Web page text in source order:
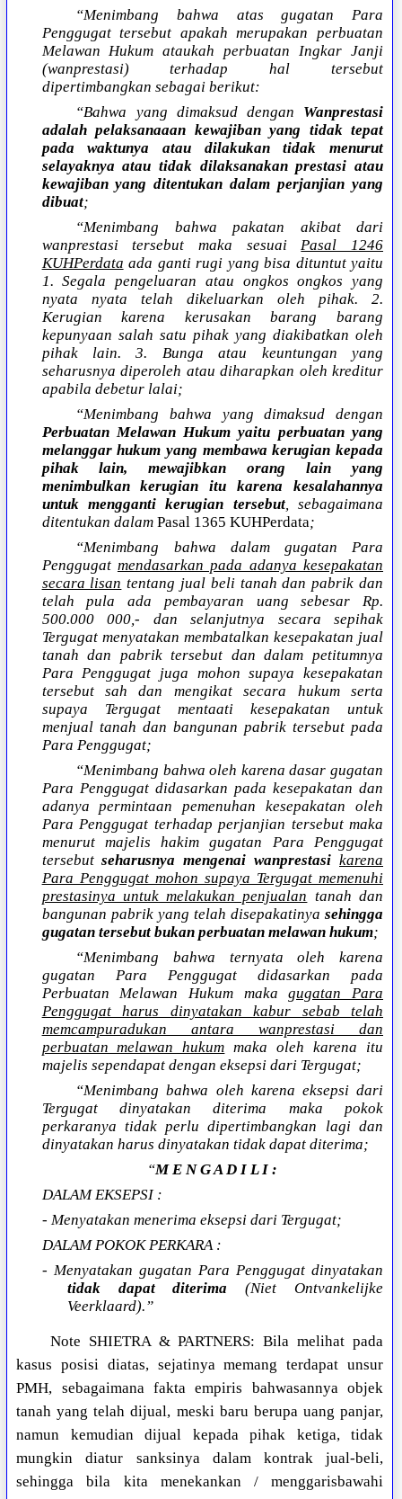
“Menimbang bahwa atas gugatan Para
Penggugat tersebut apakah merupakan perbuatan
Melawan Hukum ataukah perbuatan Ingkar Janji
(wanprestasi) terhadap hal tersebut
dipertimbangkan sebagai berikut:
“Bahwa yang dimaksud dengan Wanprestasi
adalah pelaksanaaan kewajiban yang tidak tepat
pada waktunya atau dilakukan tidak menurut
selayaknya atau tidak dilaksanakan prestasi atau
kewajiban yang ditentukan dalam perjanjian yang
dibuat;
“Menimbang bahwa pakatan akibat dari
wanprestasi tersebut maka sesuaiPasal 1246
KUHPerdata ada ganti rugi yang bisa dituntut yaitu
1. Segala pengeluaran atau ongkos ongkos yang
nyata nyata telah dikeluarkan oleh pihak. 2.
Kerugian karena kerusakan barang barang
kepunyaan salah satu pihak yang diakibatkan oleh
pihak lain. 3. Bunga atau keuntungan yang
seharusnya diperoleh atau diharapkan oleh kreditur
apabila debetur lalai;
“Menimbang bahwa yang dimaksud dengan
Perbuatan Melawan Hukum yaitu perbuatan yang
melanggar hukum yang membawa kerugian kepada
pihak lain, mewajibkan orang lain yang
menimbulkan kerugian itu karena kesalahannya
untuk mengganti kerugian tersebut, sebagaimana
ditentukan dalam Pasal 1365 KUHPerdata;
“Menimbang bahwa dalam gugatan Para
Penggugat mendasarkan pada adanya kesepakatan
secara lisan tentang jual beli tanah dan pabrik dan
telah pula ada pembayaran uang sebesar Rp.
500.000 000,- dan selanjutnya secara sepihak
Tergugat menyatakan membatalkan kesepakatan jual
tanah dan pabrik tersebut dan dalam petitumnya
Para Penggugat juga mohon supaya kesepakatan
tersebut sah dan mengikat secara hukum serta
supaya Tergugat mentaati kesepakatan untuk
menjual tanah dan bangunan pabrik tersebut pada
Para Penggugat;
“Menimbang bahwa oleh karena dasar gugatan
Para Penggugat didasarkan pada kesepakatan dan
adanya permintaan pemenuhan kesepakatan oleh
Para Penggugat terhadap perjanjian tersebut maka
menurut majelis hakim gugatan Para Penggugat
tersebutseharusnya mengenai wanprestasi karena
Para Penggugat mohon supaya Tergugat memenuhi
prestasinya untuk melakukan penjualan tanah dan
bangunan pabrik yang telah disepakatinya sehingga
gugatan tersebut bukan perbuatan melawan hukum;
“Menimbang bahwa ternyata oleh karena
gugatan Para Penggugat didasarkan pada
Perbuatan Melawan Hukum makagugatan Para
Penggugat harus dinyatakan kabur sebab telah
memcampuradukan antara wanprestasi dan
perbuatan melawan hukum maka oleh karena itu
majelis sependapat dengan eksepsi dari Tergugat;
“Menimbang bahwa oleh karena eksepsi dari
Tergugat dinyatakan diterima maka pokok
perkaranya tidak perlu dipertimbangkan lagi dan
dinyatakan harus dinyatakan tidak dapat diterima;
“M E N G A D I L I :
DALAM EKSEPSI :
- Menyatakan menerima eksepsi dari Tergugat;
DALAM POKOK PERKARA :
- Menyatakan gugatan Para Penggugat dinyatakan
tidak dapat diterima (Niet Ontvankelijke
Veerklaard).”
Note SHIETRA & PARTNERS: Bila melihat pada
kasus posisi diatas, sejatinya memang terdapat unsur
PMH, sebagaimana fakta empiris bahwasannya objek
tanah yang telah dijual, meski baru berupa uang panjar,
namun kemudian dijual kepada pihak ketiga, tidak
mungkin diatur sanksinya dalam kontrak jual-beli,
sehingga bila kita menekankan / menggarisbawahi